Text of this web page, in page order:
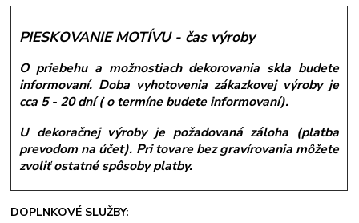
PIESKOVANIE MOTÍVU - čas výroby
O priebehu a možnostiach dekorovania skla budete
informovaní. Doba vyhotovenia zákazkovej výroby je
cca 5 - 20 dní ( o termíne budete informovaní).
U dekoračnej výroby je požadovaná záloha (platba
prevodom na účet). Pri tovare bez gravírovania môžete
zvoliť ostatné spôsoby platby.
DOPLNKOVÉ SLUŽBY: